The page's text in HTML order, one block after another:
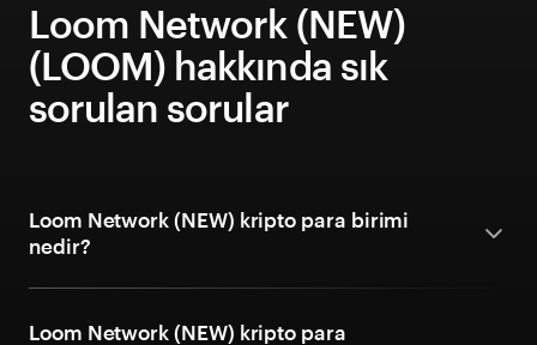
Loom Network (NEW)
(LOOM) hakkında sık
sorulan sorular
Loom Network (NEW) kripto para birimi
nedir?
Loom Network (NEW) kripto para